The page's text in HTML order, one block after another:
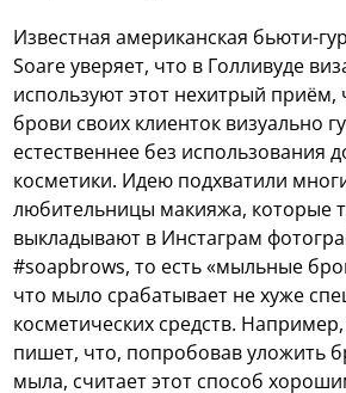
Известная американская бьюти-
Soare уверяет, что в Голливуде
используют этот нехитрый приём,
брови своих клиенток визуально
естественнее без использования
косметики. Идею подхватили
любительницы макияжа, которые
выкладывают в Инстаграм
#soapbrows, то есть «мыльные
что мыло срабатывает не хуже
косметических средств.
пишет, что, попробовав уложить
мыла, считает этот способ